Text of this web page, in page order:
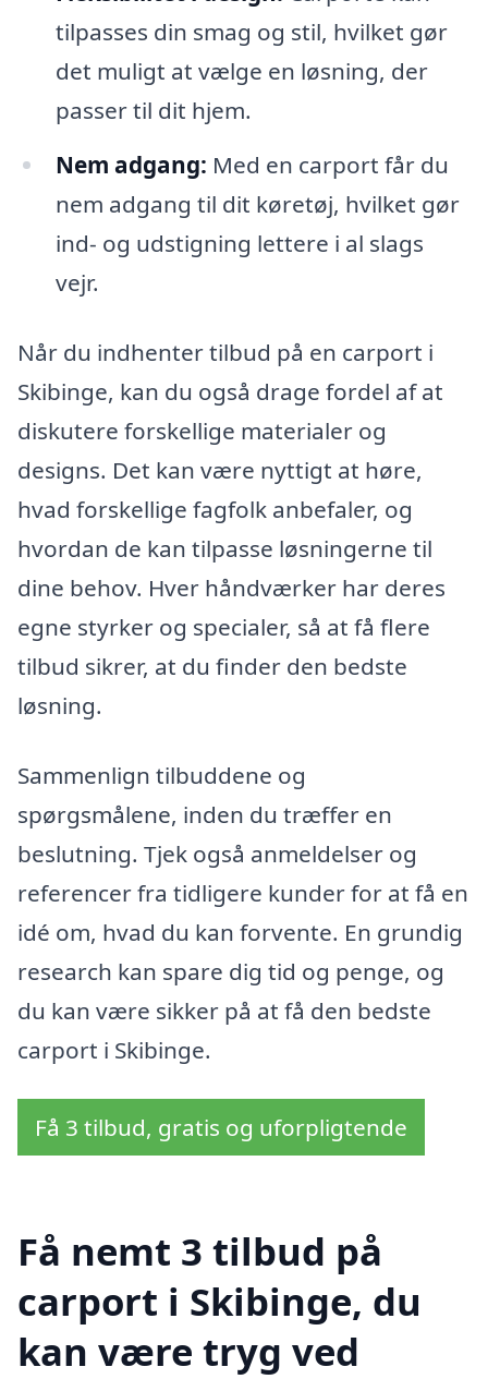
tilpasses din smag og stil, hvilket gør
det muligt at vælge en løsning, der
passer til dit hjem.
Nem adgang: Med en carport får du
nem adgang til dit køretøj, hvilket gør
ind- og udstigning lettere i al slags
vejr.
Når du indhenter tilbud på en carport i
Skibinge, kan du også drage fordel af at
diskutere forskellige materialer og
designs. Det kan være nyttigt at høre,
hvad forskellige fagfolk anbefaler, og
hvordan de kan tilpasse løsningerne til
dine behov. Hver håndværker har deres
egne styrker og specialer, så at få flere
tilbud sikrer, at du finder den bedste
løsning.
Sammenlign tilbuddene og
spørgsmålene, inden du træffer en
beslutning. Tjek også anmeldelser og
referencer fra tidligere kunder for at få en
idé om, hvad du kan forvente. En grundig
research kan spare dig tid og penge, og
du kan være sikker på at få den bedste
carport i Skibinge.
Få 3 tilbud, gratis og uforpligtende
Få nemt 3 tilbud på
carport i Skibinge, du
kan være tryg ved